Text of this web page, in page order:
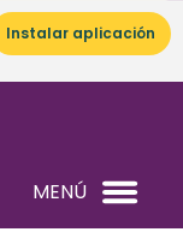
Instalar aplicación
MENÚ